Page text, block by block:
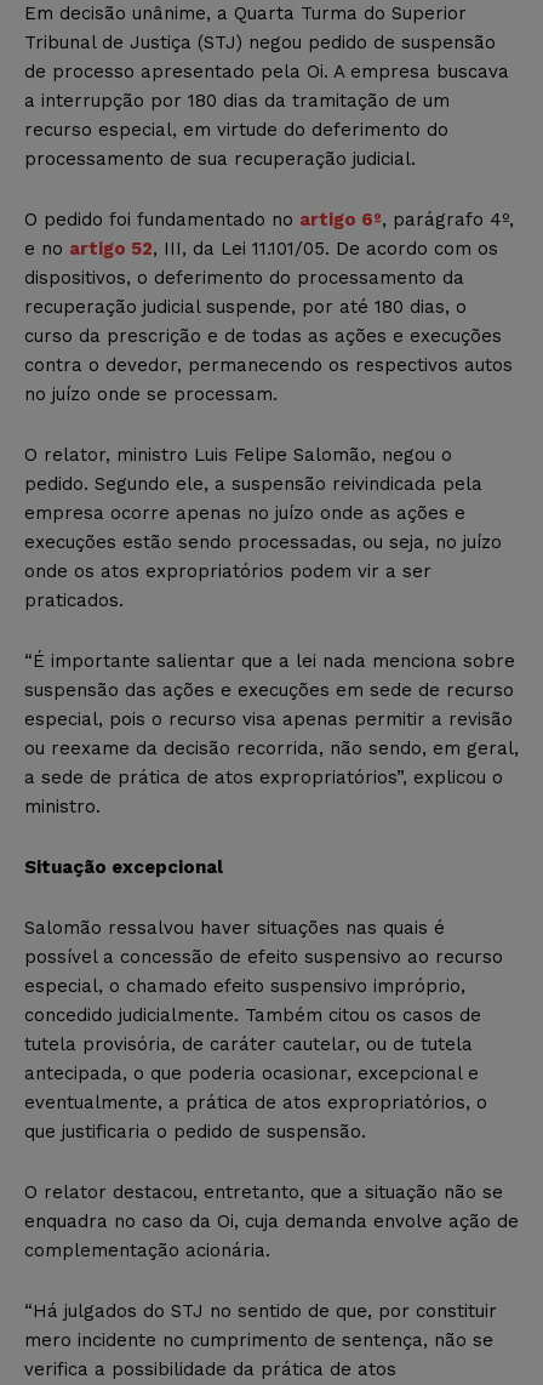
Em decisão unânime, a Quarta Turma do Superior
Tribunal de Justiça (STJ) negou pedido de suspensão
de processo apresentado pela Oi. A empresa buscava
a interrupção por 180 dias da tramitação de um
recurso especial, em virtude do deferimento do
processamento de sua recuperação judicial.
O pedido foi fundamentado no artigo 6º, parágrafo 4º,
e no artigo 52, III, da Lei 11.101/05. De acordo com os
dispositivos, o deferimento do processamento da
recuperação judicial suspende, por até 180 dias, o
curso da prescrição e de todas as ações e execuções
contra o devedor, permanecendo os respectivos autos
no juízo onde se processam.
O relator, ministro Luis Felipe Salomão, negou o
pedido. Segundo ele, a suspensão reivindicada pela
empresa ocorre apenas no juízo onde as ações e
execuções estão sendo processadas, ou seja, no juízo
onde os atos expropriatórios podem vir a ser
praticados.
“É importante salientar que a lei nada menciona sobre
suspensão das ações e execuções em sede de recurso
especial, pois o recurso visa apenas permitir a revisão
ou reexame da decisão recorrida, não sendo, em geral,
a sede de prática de atos expropriatórios”, explicou o
ministro.
Situação excepcional
Salomão ressalvou haver situações nas quais é
possível a concessão de efeito suspensivo ao recurso
especial, o chamado efeito suspensivo impróprio,
concedido judicialmente. Também citou os casos de
tutela provisória, de caráter cautelar, ou de tutela
antecipada, o que poderia ocasionar, excepcional e
eventualmente, a prática de atos expropriatórios, o
que justificaria o pedido de suspensão.
O relator destacou, entretanto, que a situação não se
enquadra no caso da Oi, cuja demanda envolve ação de
complementação acionária.
“Há julgados do STJ no sentido de que, por constituir
mero incidente no cumprimento de sentença, não se
verifica a possibilidade da prática de atos